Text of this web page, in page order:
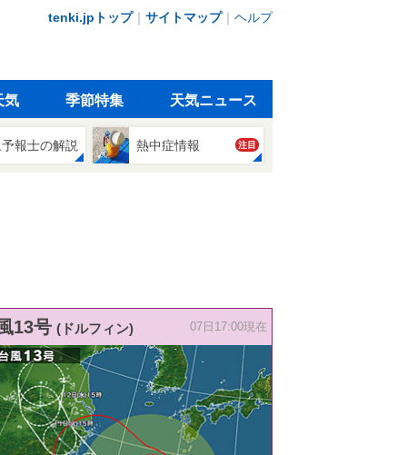
tenki.jpトップ｜ サイトマップ｜ ヘルプ
気 季節特集 天気ニュース
報士の解説 熱中症情報 注目
13号 (ドルフィン) 07日17:00現在